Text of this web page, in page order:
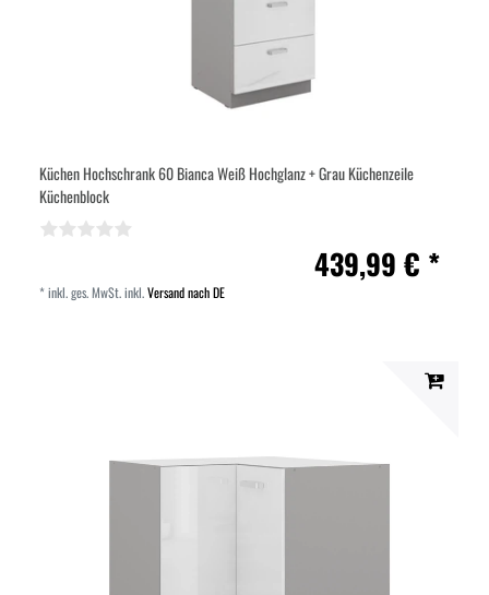
Küchen Hochschrank 60 Bianca Weiß Hochglanz + Grau Küchenzeile
Küchenblock
439,99 € *
*inkl. ges. MwSt.inkl.Versand nach DE